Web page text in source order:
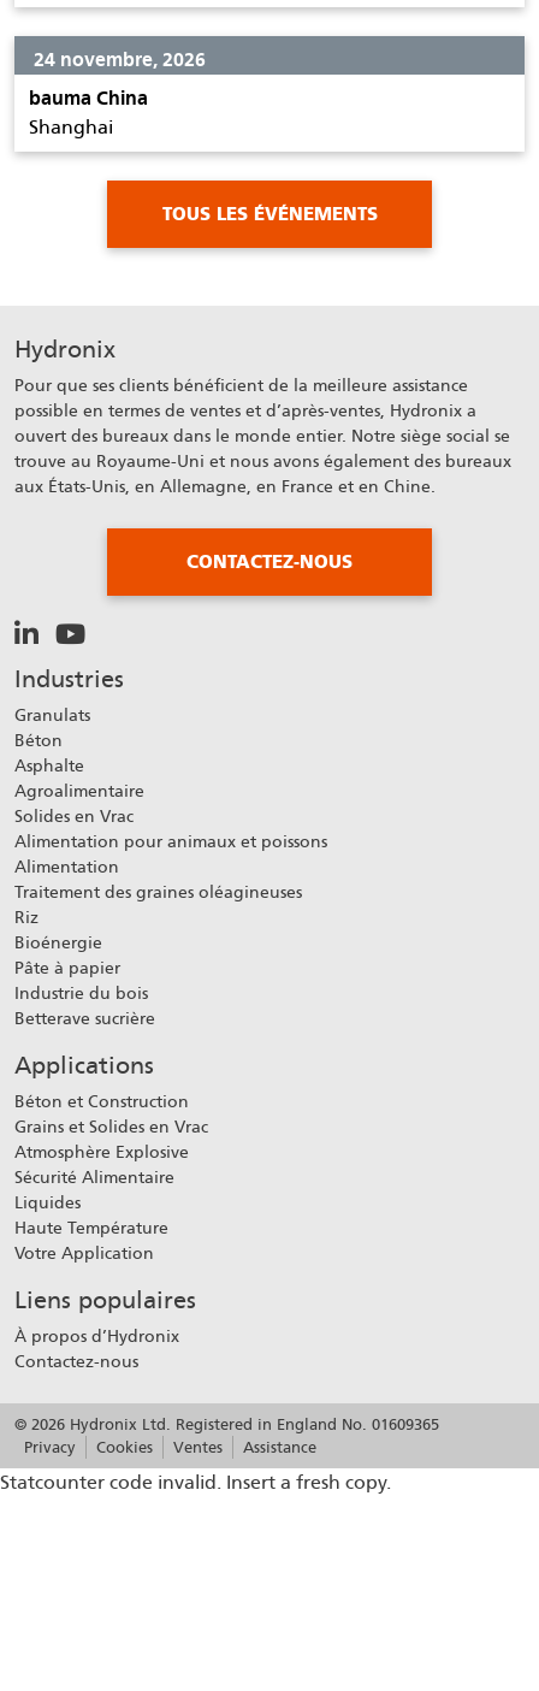
24 novembre, 2026
bauma China
Shanghai
TOUS LES ÉVÉNEMENTS
Hydronix
Pour que ses clients bénéficient de la meilleure assistance
possible en termes de ventes et d’après-ventes, Hydronix a
ouvert des bureaux dans le monde entier. Notre siège social se
trouve au Royaume-Uni et nous avons également des bureaux
aux États-Unis, en Allemagne, en France et en Chine.
CONTACTEZ-NOUS
Industries
Granulats
Béton
Asphalte
Agroalimentaire
Solides en Vrac
Alimentation pour animaux et poissons
Alimentation
Traitement des graines oléagineuses
Riz
Bioénergie
Pâte à papier
Industrie du bois
Betterave sucrière
Applications
Béton et Construction
Grains et Solides en Vrac
Atmosphère Explosive
Sécurité Alimentaire
Liquides
Haute Température
Votre Application
Liens populaires
À propos d’Hydronix
Contactez-nous
© 2026 Hydronix Ltd. Registered in England No. 01609365
Privacy
Cookies Ventes Assistance
Statcounter code invalid. Insert a fresh copy.